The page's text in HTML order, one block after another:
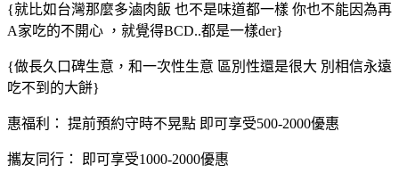
{就比如台灣那麼多滷肉飯 也不是味道都一樣 你也不能因為再
A家吃的不開心 ，就覺得BCD..都是一樣der}
{做長久口碑生意，和一次性生意 區別性還是很大 別相信永遠
吃不到的大餅}
惠福利： 提前預約守時不晃點 即可享受500-2000優惠
攜友同行： 即可享受1000-2000優惠